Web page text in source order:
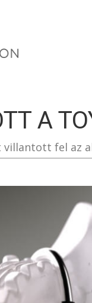
ÉRTÉK
A
villantott fel az